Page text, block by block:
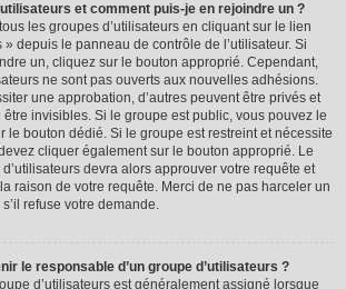
et comment puis-je en rejoindre un ?
les groupes d’utilisateurs en cliquant sur le lien
» depuis le panneau de contrôle de l’utilisateur. Si
un, cliquez sur le bouton approprié. Cependant,
ne sont pas ouverts aux nouvelles adhésions.
une approbation, d’autres peuvent être privés et
être invisibles. Si le groupe est public, vous pouvez le
le bouton dédié. Si le groupe est restreint et nécessite
cliquer également sur le bouton approprié. Le
devra alors approuver votre requête et
raison de votre requête. Merci de ne pas harceler un
refuse votre demande.
le responsable d’un groupe d’utilisateurs ?
d’utilisateurs est généralement assigné lorsque